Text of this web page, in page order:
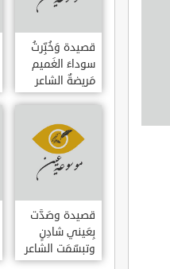
قصيدة وَخُبِّرتُ
سوداءَ الغَميم
مَريضةٌ الشاعر
العوام بن عقبة
قصيدة وصَدَّت
بِعَيني شادِنٍ
وتبسّمَت الشاعر
العوام بن عقبة